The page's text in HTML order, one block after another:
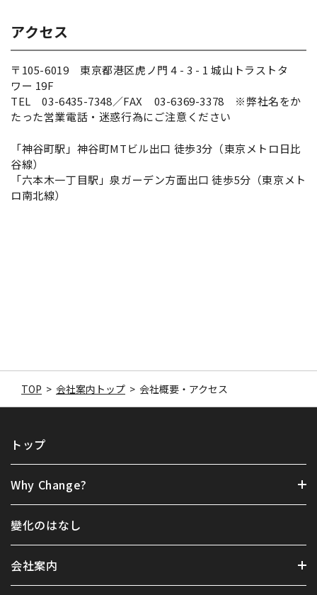
アクセス
〒105-6019 東京都港区虎ノ門 4 - 3 - 1 城山トラストタ
ワー 19F
TEL 03-6435-7348／FAX 03-6369-3378 ※弊社名をか
たった営業電話・迷惑行為にご注意ください
「神谷町駅」神谷町MTビル出口 徒歩3分（東京メトロ日比
谷線）
「六本木一丁目駅」泉ガーデン方面出口 徒歩5分（東京メト
ロ南北線）
TOP > 会社案内トップ > 会社概要・アクセス
トップ
Why Change?
變化のはなし
会社案内